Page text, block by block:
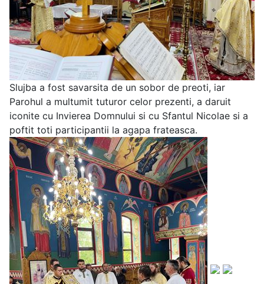
Slujba a fost savarsita de un sobor de preoti, iar
Parohul a multumit tuturor celor prezenti, a daruit
iconite cu Invierea Domnului si cu Sfantul Nicolae si a
poftit toti participantii la agapa frateasca.